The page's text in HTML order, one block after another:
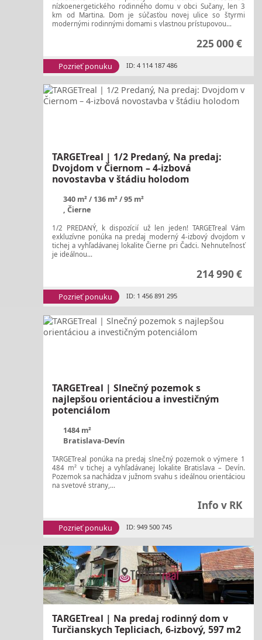
nízkoenergetického rodinného domu v obci Sučany, len 3
km od Martina. Dom je súčasťou novej ulice so štyrmi
modernými rodinnými domami s vlastnou prístupovou...
225 000 €
Pozrieť ponuku ID: 4 114 187 486
TARGETreal | 1/2 Predaný, Na predaj:
Dvojdom v Čiernom – 4-izbová
novostavba v štádiu holodom
340 m² 136 m²
95 m²
, Čierne
1/2 PREDANÝ, k dispozícií už len jeden! TARGETreal Vám
exkluzívne ponúka na predaj moderný 4-izbový dvojdom v
tichej a vyhľadávanej lokalite Čierne pri Čadci. Nehnuteľnosť
je ideálnou...
214 990 €
Pozrieť ponuku ID: 1 456 891 295
TARGETreal | Slnečný pozemok s
najlepšou orientáciou a investičným
potenciálom
1484 m²
Bratislava-Devín
TARGETreal ponúka na predaj slnečný pozemok o výmere 1
484 m² v tichej a vyhľadávanej lokalite Bratislava – Devín.
Pozemok sa nachádza v južnom svahu s ideálnou orientáciou
na svetové strany,...
Info v RK
Pozrieť ponuku ID: 949 500 745
TARGETreal | Na predaj rodinný dom v
Turčianskych Tepliciach, 6-izbový, 597 m2